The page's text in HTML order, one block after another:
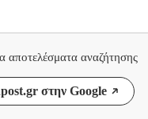
αποτελέσματα αναζήτησης
στην Google